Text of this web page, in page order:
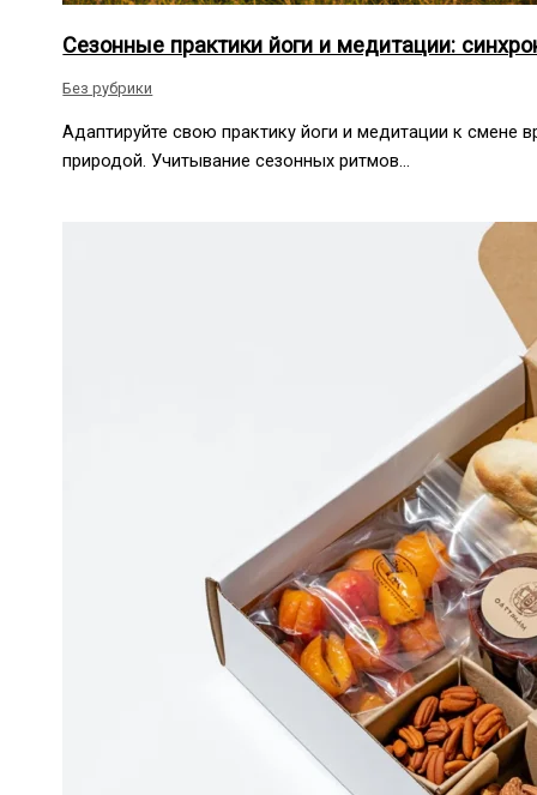
Сезонные практики йоги и медитации:
Без рубрики
Адаптируйте свою практику йоги и медитации к смене
природой. Учитывание сезонных ритмов…